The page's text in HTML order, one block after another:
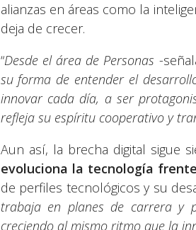
alianzas en áreas como la
deja de crecer.
“Desde el área de Personas -
su forma de entender el
innovar cada día, a ser
refleja su espíritu cooperativo y
Aun así, la brecha digital sigue
evoluciona la tecnología
de perfiles tecnológicos y su
trabaja en planes de carrera y
creciendo al mismo ritmo que la